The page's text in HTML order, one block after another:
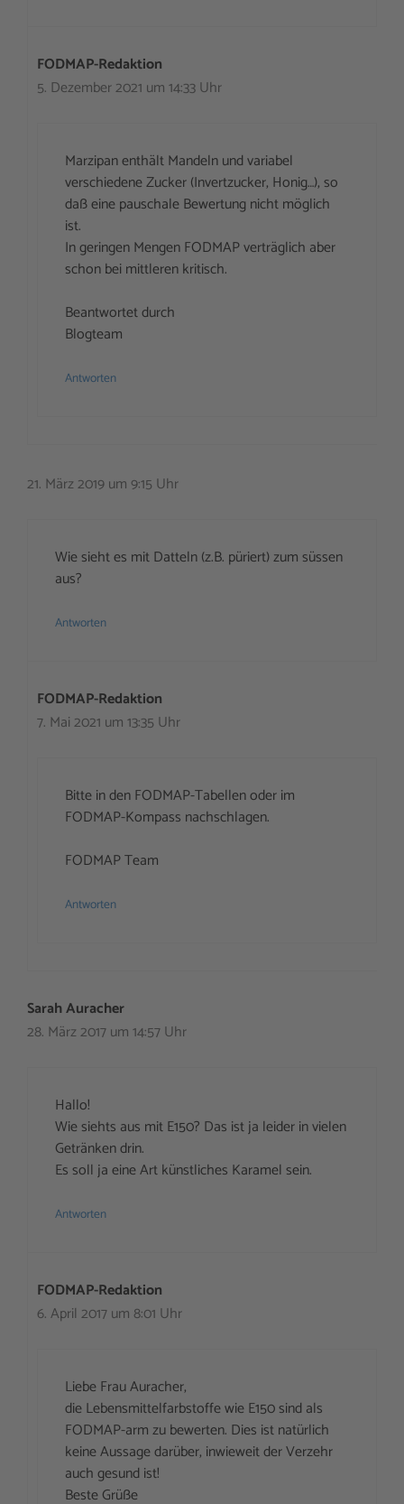
FODMAP-Redaktion
5. Dezember 2021 um 14:33 Uhr
Marzipan enthält Mandeln und variabel
verschiedene Zucker (Invertzucker, Honig…), so
daß eine pauschale Bewertung nicht möglich
ist.
In geringen Mengen FODMAP verträglich aber
schon bei mittleren kritisch.
Beantwortet durch
Blogteam
Antworten
21. März 2019 um 9:15 Uhr
Wie sieht es mit Datteln (z.B. püriert) zum süssen
aus?
Antworten
FODMAP-Redaktion
7. Mai 2021 um 13:35 Uhr
Bitte in den FODMAP-Tabellen oder im
FODMAP-Kompass nachschlagen.
FODMAP Team
Antworten
Sarah Auracher
28. März 2017 um 14:57 Uhr
Hallo!
Wie siehts aus mit E150? Das ist ja leider in vielen
Getränken drin.
Es soll ja eine Art künstliches Karamel sein.
Antworten
FODMAP-Redaktion
6. April 2017 um 8:01 Uhr
Liebe Frau Auracher,
die Lebensmittelfarbstoffe wie E150 sind als
FODMAP-arm zu bewerten. Dies ist natürlich
keine Aussage darüber, inwieweit der Verzehr
auch gesund ist!
Beste Grüße